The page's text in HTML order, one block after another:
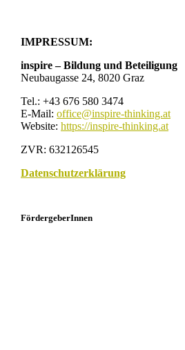
IMPRESSUM:
inspire – Bildung und Beteiligung
Neubaugasse 24, 8020 Graz
Tel.: +43 676 580 3474
E-Mail: office@inspire-thinking.at
Website: https://inspire-thinking.at
ZVR: 632126545
Datenschutzerklärung
FördergeberInnen